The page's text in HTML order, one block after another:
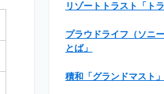
リゾートトラスト「ト
プラウドライフ（ソニ
とば」
積和「グランドマスト」